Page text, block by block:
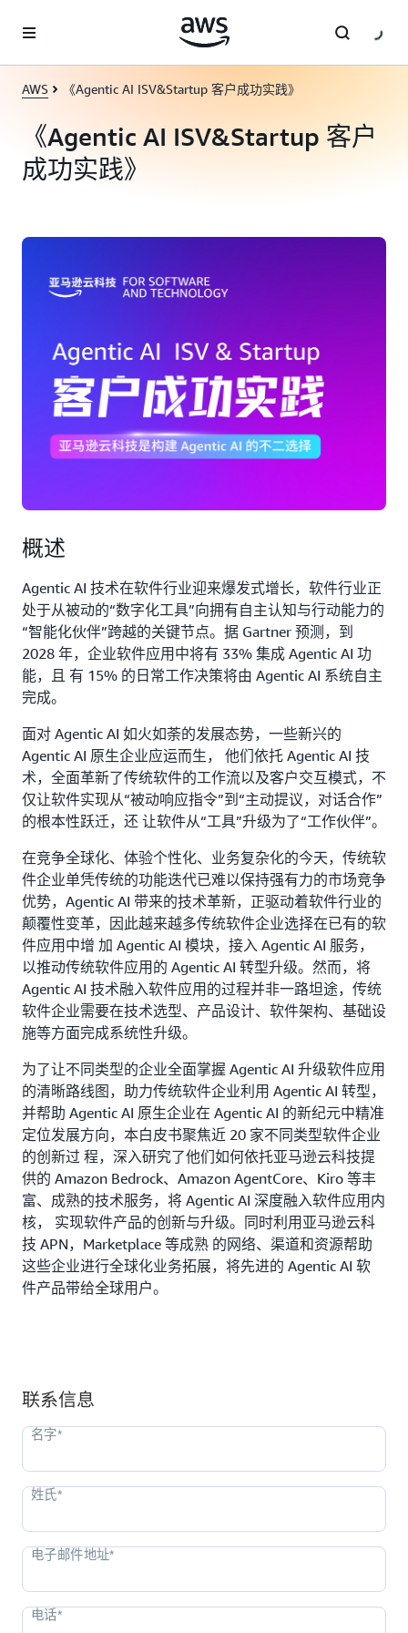
AWS 《Agentic AI ISV&Startup 客户成功实践》
《Agentic AI ISV&Startup 客户
成功实践》
概述
Agentic AI 技术在软件行业迎来爆发式增长，软件行业正
处于从被动的“数字化工具”向拥有自主认知与行动能力的
“智能化伙伴”跨越的关键节点。据 Gartner 预测，到
2028 年，企业软件应用中将有 33% 集成 Agentic AI 功
能，且 有 15% 的日常工作决策将由 Agentic AI 系统自主
完成。
面对 Agentic AI 如火如荼的发展态势，一些新兴的
Agentic AI 原生企业应运而生， 他们依托 Agentic AI 技
术，全面革新了传统软件的工作流以及客户交互模式，不
仅让软件实现从“被动响应指令”到“主动提议，对话合作”
的根本性跃迁，还 让软件从“工具”升级为了“工作伙伴”。
在竞争全球化、体验个性化、业务复杂化的今天，传统软
件企业单凭传统的功能迭代已难以保持强有力的市场竞争
优势，Agentic AI 带来的技术革新，正驱动着软件行业的
颠覆性变革，因此越来越多传统软件企业选择在已有的软
件应用中增 加 Agentic AI 模块，接入 Agentic AI 服务，
以推动传统软件应用的 Agentic AI 转型升级。然而，将
Agentic AI 技术融入软件应用的过程并非一路坦途，传统
软件企业需要在技术选型、产品设计、软件架构、基础设
施等方面完成系统性升级。
为了让不同类型的企业全面掌握 Agentic AI 升级软件应用
的清晰路线图，助力传统软件企业利用 Agentic AI 转型，
并帮助 Agentic AI 原生企业在 Agentic AI 的新纪元中精准
定位发展方向，本白皮书聚焦近 20 家不同类型软件企业
的创新过 程，深入研究了他们如何依托亚马逊云科技提
供的 Amazon Bedrock、Amazon AgentCore、Kiro 等丰
富、成熟的技术服务，将 Agentic AI 深度融入软件应用内
核， 实现软件产品的创新与升级。同时利用亚马逊云科
技 APN，Marketplace 等成熟 的网络、渠道和资源帮助
这些企业进行全球化业务拓展，将先进的 Agentic AI 软
件产品带给全球用户。
联系信息